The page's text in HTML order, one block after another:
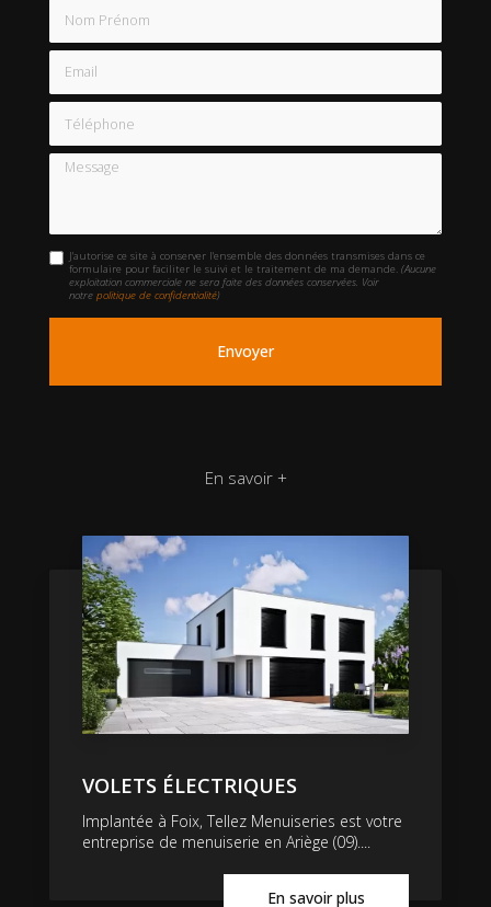
Email
Téléphone
Message
J'autorise ce site à conserver l'ensemble des données transmises dans ce
formulaire pour faciliter le suivi et le traitement de ma demande.(Aucune
exploitation commerciale ne sera faite des données conservées. Voir
notrepolitique de confidentialité)
En savoir +
VOLETS ÉLECTRIQUES
Implantée à Foix, Tellez Menuiseries est votre
entreprise de menuiserie en Ariège (09)....
En savoir plus